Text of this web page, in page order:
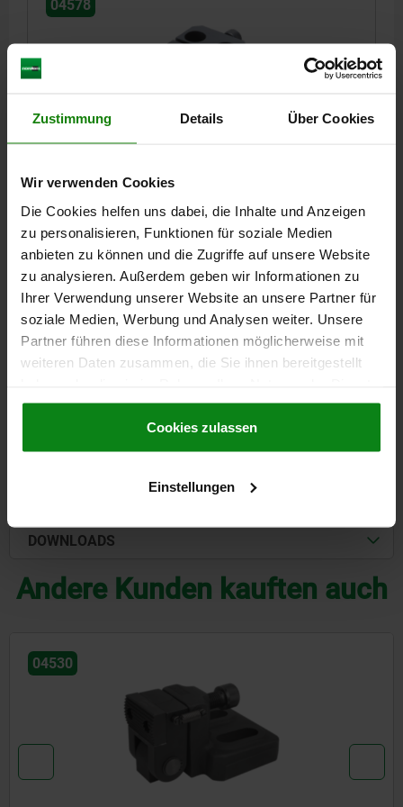
Zustimmung Details Über Cookies
Wir verwenden Cookies
Die Cookies helfen uns dabei, die Inhalte und Anzeigen
zu personalisieren, Funktionen für soziale Medien
anbieten zu können und die Zugriffe auf unsere Website
zu analysieren. Außerdem geben wir Informationen zu
Ihrer Verwendung unserer Website an unsere Partner für
soziale Medien, Werbung und Analysen weiter. Unsere
Partner führen diese Informationen möglicherweise mit
weiteren Daten zusammen, die Sie ihnen bereitgestellt
gesammelt haben.Cookie Richtlinien
Datenschutz|AGB
Cookies zulassen
Einstellungen
04578
KOMP:WERKZEUGSTAHL
BREITE=65 SPANNKRAFT N=38000 LÄNGE=65
HÖHE=60
D=45
E=35 H=47 J=M12 K=48
M=M12X50
N=M5X5 ANZIEHDREHMOMENT NM=90
Bestellnummer:04578-120600
399,00 €
zzgl. Versandkosten
DOWNLOADS
Andere Kunden kauften auch